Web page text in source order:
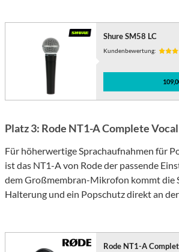
Shure SM58 LC
Kundenbewertung:
Platz 3: Rode NT1-A Complete
Für höherwertige Sprachaufnahmen für
ist das NT1-A von Rode der passende
dem Großmembran-Mikrofon kommt die
Halterung und ein Popschutz direkt an
Rode NT1-A